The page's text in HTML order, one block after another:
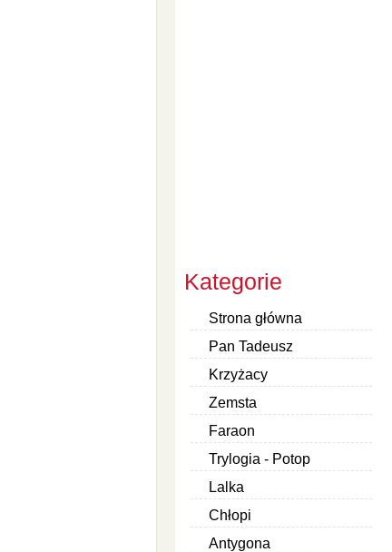
Kategorie
Strona główna
Pan Tadeusz
Krzyżacy
Zemsta
Faraon
Trylogia - Potop
Lalka
Chłopi
Antygona